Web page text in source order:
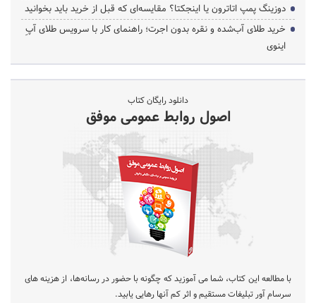
دوزینگ پمپ اتاترون یا اینجکتا؟ مقایسه‌ای که قبل از خرید باید بخوانید
خرید طلای آب‌شده و نقره بدون اجرت؛ راهنمای کار با سرویس طلای آپِ
اینوی
دانلود رایگان کتاب
اصول روابط عمومی موفق
با مطالعه این کتاب، شما می آموزید که چگونه با حضور در رسانه‌ها، از هزینه های
سرسام آور تبلیغات مستقیم و اثر کم آنها رهایی یابید.